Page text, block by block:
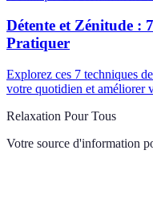
Détente et Zénitude :
Pratiquer
Explorez ces 7 techniques
votre quotidien et améliorer
Relaxation Pour Tous
Votre source d'information